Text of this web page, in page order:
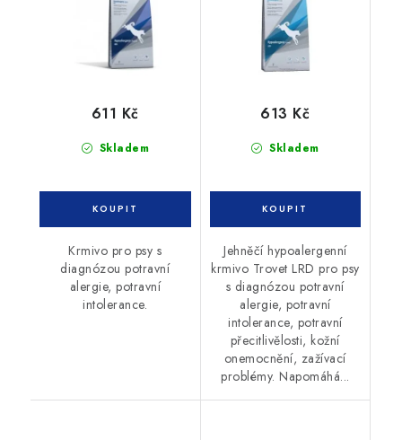
Skladem
611 Kč
Krmivo pro psy s
diagnózou potravní
alergie, potravní
intolerance.
Skladem
613 Kč
Jehněčí hypoalergenní
krmivo Trovet LRD pro psy
s diagnózou potravní
alergie, potravní
intolerance, potravní
přecitlivělosti, kožní
onemocnění, zažívací
problémy. Napomáhá...